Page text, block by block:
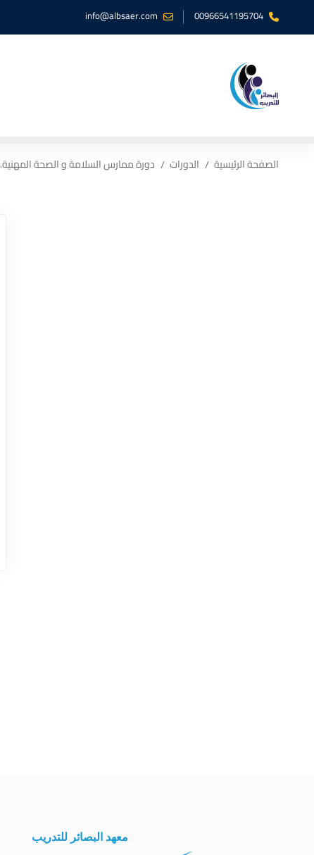
00966541195704
info@albsaer.com
الصفحة الرئيسية الدورات دورة ممارس السلامة و الصحة المهنية.
معهد البصائر للتدريب